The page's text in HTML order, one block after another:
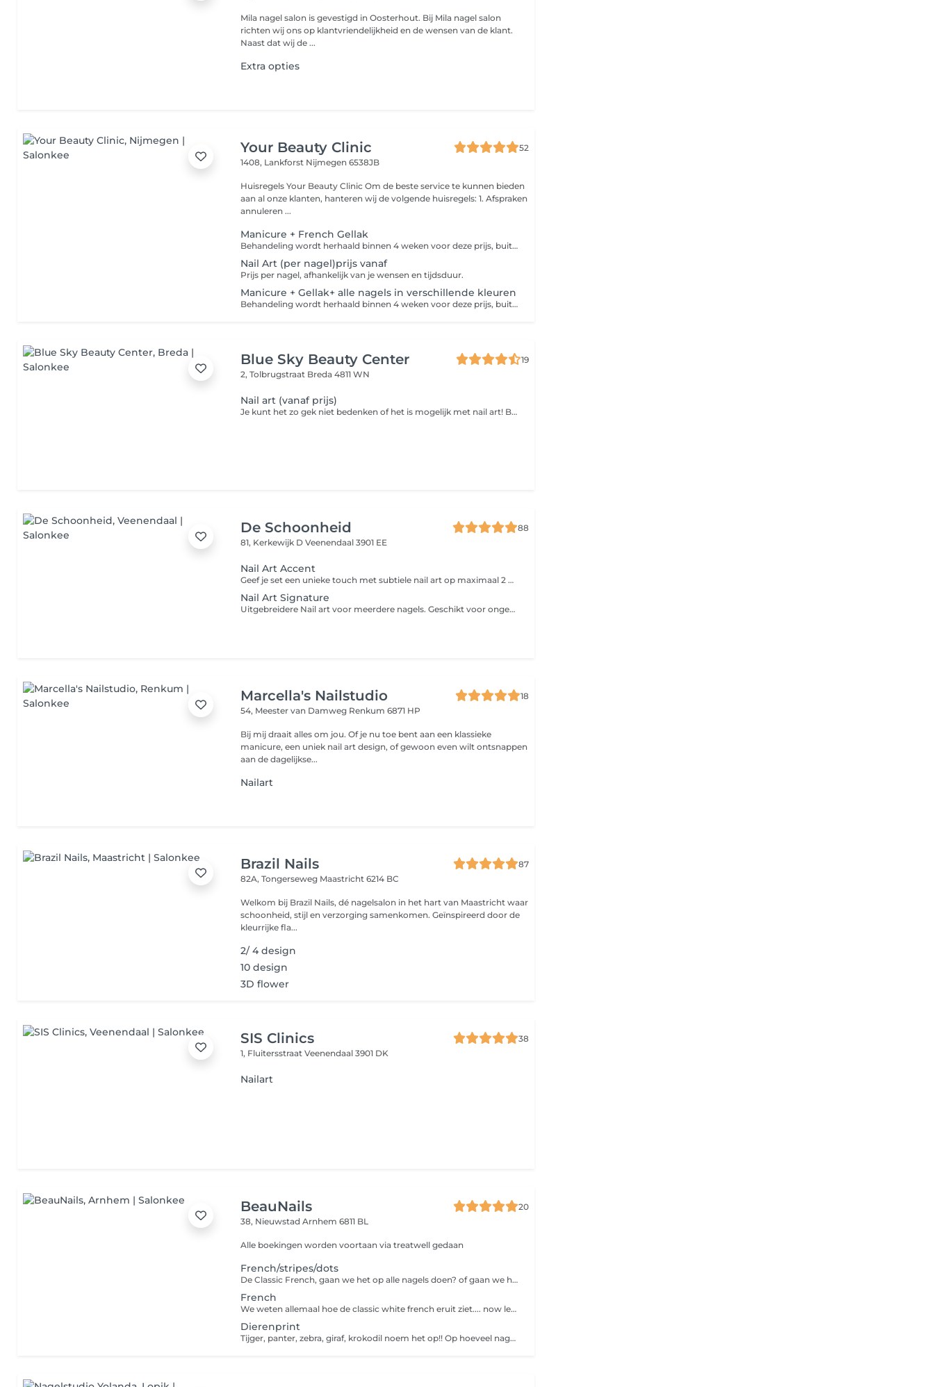
Mila nagel salon is gevestigd in Oosterhout. Bij Mila nagel salon
richten wij ons op klantvriendelijkheid en de wensen van de klant.
Naast dat wij de ...
Extra opties
Your Beauty Clinic
52
1408, Lankforst Nijmegen 6538JB
Huisregels Your Beauty Clinic Om de beste service te kunnen bieden
aan al onze klanten, hanteren wij de volgende huisregels: 1. Afspraken
annuleren ...
Manicure + French Gellak
Behandeling wordt herhaald binnen 4 weken voor deze prijs, buiten deze termijn komen extra kosten *5weken +€10,-* 6weken +€14. Heb je nog Gellak/BIAB/Acryl of andere product gezet door andere salon, boek dan verwijderen+ je gewenste behandeling bij ons. Manicure behandeling met elektrische frees voor de perfecte manicure, aan het einde worden de nagels/handen verzorgd met handcrème/nagelriemolie(van Dadi'óil). Wij gebruiken bij elke klant een nieuwe vijl (i.v.m. hygiëne).
Nail Art (per nagel)prijs vanaf
Prijs per nagel, afhankelijk van je wensen en tijdsduur.
Manicure + Gellak+ alle nagels in verschillende kleuren
Behandeling wordt herhaald binnen 4 weken voor deze prijs, buiten deze termijn komen extra kosten *5weken +€10,-* 6weken +€14. Heb je nog Gellak/BIAB/Acryl of andere product gezet door andere salon, boek dan verwijderen+ je gewenste behandeling bij ons. Manicure behandeling met elektrische frees voor de perfecte manicure, aan het einde worden de nagels/handen verzorgd met handcrème/nagelriemolie(van Dadi'óil). Wij gebruiken bij elke klant een nieuwe vijl (i.v.m. hygiëne). a kosten +€10,-
Blue Sky Beauty Center
19
2, Tolbrugstraat Breda 4811 WN
Nail art (vanaf prijs)
Je kunt het zo gek niet bedenken of het is mogelijk met nail art! Bovendien is het een makkelijke en betaalbare manier om je look net dat beetje extra te geven. Of je nu voor een opvallende animal print gaat, een zelf ontworpen design of voor een subtiel glittertje, nail art maakt een feestje van je nagels.
De Schoonheid
88
81, Kerkewijk DVeenendaal 3901 EE
Nail Art Accent
Geef je set een unieke touch met subtiele nail art op maximaal 2 nagels. Denk aan fijne details, Chrome, glitter, stickers of een eenvoudig design. Deze behandeling is een aanvulling op een nagelbehandeling.
Nail Art Signature
Uitgebreidere Nail art voor meerdere nagels. Geschikt voor ongeveer 2 tot 4 nagels met meer detail, combinaties ven effecten of creatieve designs. Deze behandeling wordt bijgeboekt naast een nagelbehandeling.
Marcella's Nailstudio
18
54, Meester van Damweg Renkum 6871 HP
Bij mij draait alles om jou. Of je nu toe bent aan een klassieke
manicure, een uniek nail art design, of gewoon even wilt ontsnappen
aan de dagelijkse...
Nailart
Brazil Nails
87
82A, Tongerseweg Maastricht 6214 BC
Welkom bij Brazil Nails, dé nagelsalon in het hart van Maastricht waar
schoonheid, stijl en verzorging samenkomen. Geïnspireerd door de
kleurrijke fla...
2/ 4 design
10 design
3D flower
SIS Clinics
38
1, FluitersstraatVeenendaal 3901 DK
Nailart
BeauNails
20
38, NieuwstadArnhem 6811 BL
Alle boekingen worden voortaan via treatwell gedaan
French/stripes/dots
De Classic French, gaan we het op alle nagels doen? of gaan we het combineren met andere nail art? komt er meer nail art bij vergeet dan niet deze extra te boeken<3 Let op! chrome french valt onder level 2 nail art, boek de chrome nog extra erbij , deze vind je bij categorie nail art level 2
French
We weten allemaal hoe de classic white french eruit ziet.... now lets spice it up a bit more French in verschillende kleuren, een dubbele french, alle nagels een andere kleur french... noem het maar op!! selecteer op hoeveel vingers we het gaan doen<3
Dierenprint
Tijger, panter, zebra, giraf, krokodil noem het op!! Op hoeveel nagels durf jij het aan?